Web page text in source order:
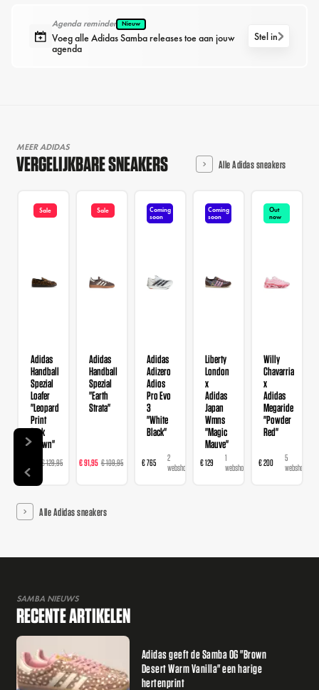
Agenda reminder Nieuw
Voeg alle Adidas Samba releases toe aan jouw
agenda
Stel in
MEER ADIDAS
VERGELIJKBARE SNEAKERS Alle Adidas sneakers
Sale
Adidas
Handball
Spezial
Loafer
"Leopard
Print
Dark
Brown"
€ 129,95
webshops
Sale
Adidas
Handball
Spezial
"Earth
Strata"
€ 91,95 € 109,95
webshops
Coming
soon
Adidas
Adizero
Adios
Pro Evo
3
"White
Black"
€ 765
2
webshops
Coming
soon
Liberty
London
x
Adidas
Japan
Wmns
"Magic
Mauve"
€ 129
1
webshop
Out
now
Willy
Chavarria
x
Adidas
Megaride
"Powder
Red"
€ 200
5
webshops
Alle Adidas sneakers
SAMBA NIEUWS
RECENTE ARTIKELEN
Adidas geeft de Samba OG "Brown
Desert Warm Vanilla" een harige
hertenprint